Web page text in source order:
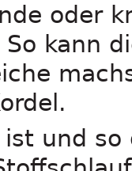
oder
kann
und so